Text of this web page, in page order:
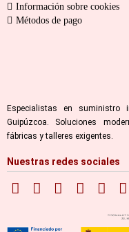
Información sobre cookies
Métodos de pago
Especialistas en suministro
Guipúzcoa. Soluciones
fábricas y talleres exigentes.
Nuestras redes sociales